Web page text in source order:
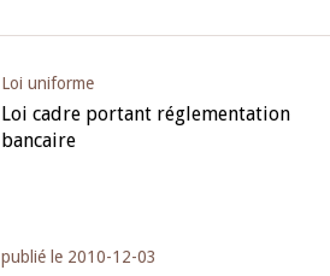
Loi uniforme
Loi cadre portant réglementation
bancaire
publié le 2010-12-03